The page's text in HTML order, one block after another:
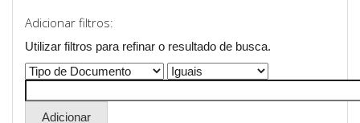
Adicionar filtros:
Utilizar filtros para refinar o resultado de busca.